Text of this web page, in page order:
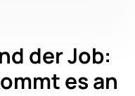
der Job:
es an